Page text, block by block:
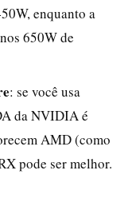
enquanto a
650W de
: se você usa
da NVIDIA é
AMD (como
pode ser melhor.